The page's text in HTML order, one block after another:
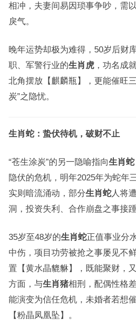
相冲，夫妻间易因琐事争吵，需
戾气。
晚年运势却极为难得，50岁后财
职、军警行业的生肖虎，功名成
北角摆放【麒麟瓶】，更能催旺
炭”之隐忧。
生肖蛇：蛰伏待机，破财不止
“苍生涂炭”的另一隐喻指向生肖蛇
隐伏的危机，明年2025年为蛇年
实则暗流涌动，部分生肖蛇人将
洞，投资失利、合作崩盘之事接
35岁至48岁的生肖蛇正值事业分
中伤，项目功劳被抢之事屡见不
置【黄水晶貔貅】，既能聚财，
方面，与生肖猪相刑，配偶性格
能演变为信任危机，未婚者若想
【粉晶凤凰坠】。